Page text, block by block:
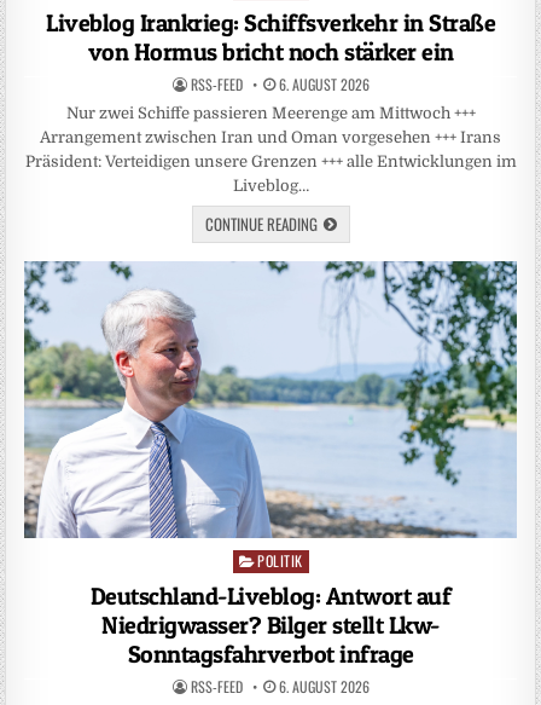
in
Liveblog Irankrieg: Schiffsverkehr in Straße
von Hormus bricht noch stärker ein
RSS-FEED 6. AUGUST 2026
Nur zwei Schiffe passieren Meerenge am Mittwoch +++
Arrangement zwischen Iran und Oman vorgesehen +++ Irans
Präsident: Verteidigen unsere Grenzen +++ alle Entwicklungen im
Liveblog…
CONTINUE READING
Posted
in
POLITIK
Deutschland-Liveblog: Antwort auf
Niedrigwasser? Bilger stellt Lkw-
Sonntagsfahrverbot infrage
RSS-FEED 6. AUGUST 2026